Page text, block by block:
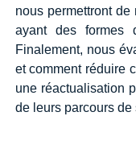
nous permettront
ayant des formes
Finalement, nous
et comment réduire
une réactualisation
de leurs parcours